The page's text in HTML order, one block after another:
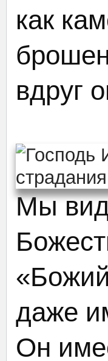
как
вдруг
Мы
даже
Он